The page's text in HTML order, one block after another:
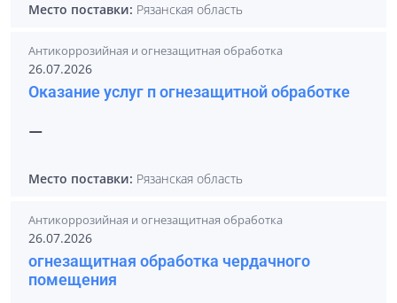
Место поставки: Рязанская область
Антикоррозийная и огнезащитная обработка
26.07.2026
Оказание услуг п огнезащитной обработке
—
Место поставки: Рязанская область
Антикоррозийная и огнезащитная обработка
26.07.2026
огнезащитная обработка чердачного
помещения